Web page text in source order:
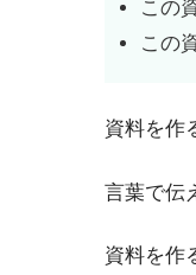
この
この
資料を作
言葉で伝
資料を作